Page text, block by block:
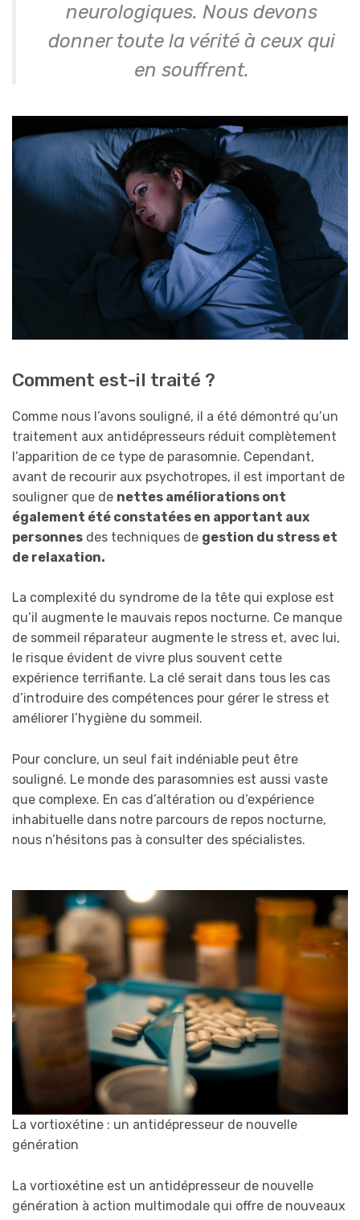
neurologiques. Nous devons
donner toute la vérité à ceux qui
en souffrent.
Comment est-il traité ?
Comme nous l’avons souligné, il a été démontré qu’un
traitement aux antidépresseurs réduit complètement
l’apparition de ce type de parasomnie. Cependant,
avant de recourir aux psychotropes, il est important de
souligner que de nettes améliorations ont
également été constatées en apportant aux
personnes des techniques de gestion du stress et
de relaxation.
La complexité du syndrome de la tête qui explose est
qu’il augmente le mauvais repos nocturne. Ce manque
de sommeil réparateur augmente le stress et, avec lui,
le risque évident de vivre plus souvent cette
expérience terrifiante. La clé serait dans tous les cas
d’introduire des compétences pour gérer le stress et
améliorer l’hygiène du sommeil.
Pour conclure, un seul fait indéniable peut être
souligné. Le monde des parasomnies est aussi vaste
que complexe. En cas d’altération ou d’expérience
inhabituelle dans notre parcours de repos nocturne,
nous n’hésitons pas à consulter des spécialistes.
La vortioxétine : un antidépresseur de nouvelle
génération
La vortioxétine est un antidépresseur de nouvelle
génération à action multimodale qui offre de nouveaux